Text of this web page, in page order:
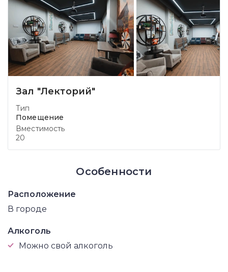
Зал "Лекторий"
Тип
Помещение
Вместимость
20
Особенности
Расположение
В городе
Алкоголь
Можно свой алкоголь